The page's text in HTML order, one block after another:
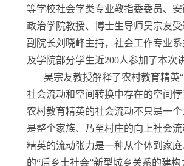
等学校社会学类专业教指委委员、
政治学院教授、博士生导师吴宗友
副院长刘晓峰主持，社会工作专业
及学院部分学生近200人参加了本次
吴宗友教授解释了农村教育精英“
社会流动和空间转换中存在的空间悖
农村教育精英的社会流动不只是一
是整个家族、乃至村庄的向上社会
精英的流动张力是一种从个体到家
的“后乡土社会”新型城乡关系的建构